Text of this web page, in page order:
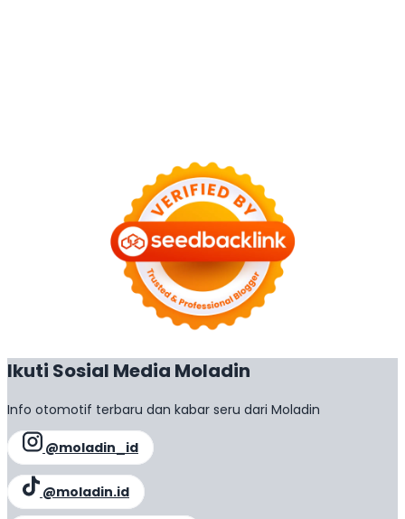
Ikuti Sosial Media Moladin
Info otomotif terbaru dan kabar seru dari Moladin
@moladin_id
@moladin.id